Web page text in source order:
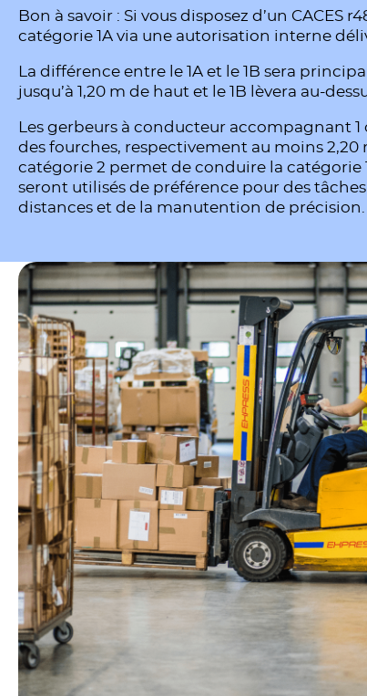
Bon à savoir : Si vous disposez d’un CACES
catégorie 1A via une autorisation interne
La différence entre le 1A et le 1B sera
jusqu’à 1,20 m de haut et le 1B lèvera au-
Les gerbeurs à conducteur accompagnant
des fourches, respectivement au moins 2,20
catégorie 2 permet de conduire la
seront utilisés de préférence pour des
distances et de la manutention de précision.